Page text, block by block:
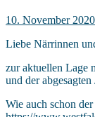
10. November 2020
Liebe Närrinnen
zur aktuellen Lage
und der
Wie auch schon